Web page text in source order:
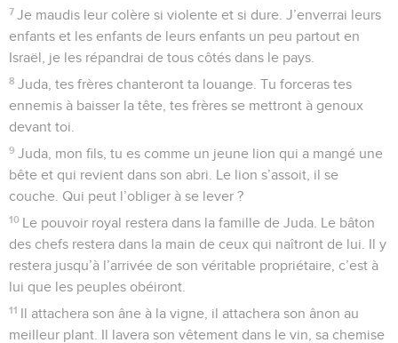
7 Je maudis leur colère si violente et si dure. J’enverrai leurs
enfants et les enfants de leurs enfants un peu partout en
Israël, je les répandrai de tous côtés dans le pays.
8 Juda, tes frères chanteront ta louange. Tu forceras tes
ennemis à baisser la tête, tes frères se mettront à genoux
devant toi.
9 Juda, mon fils, tu es comme un jeune lion qui a mangé une
bête et qui revient dans son abri. Le lion s’assoit, il se
couche. Qui peut l’obliger à se lever ?
10 Le pouvoir royal restera dans la famille de Juda. Le bâton
des chefs restera dans la main de ceux qui naîtront de lui. Il y
restera jusqu’à l’arrivée de son véritable propriétaire, c’est à
lui que les peuples obéiront.
11 Il attachera son âne à la vigne, il attachera son ânon au
meilleur plant. Il lavera son vêtement dans le vin, sa chemise